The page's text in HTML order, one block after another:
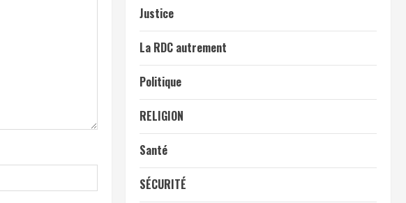
Justice
La RDC autrement
Politique
RELIGION
Santé
SÉCURITÉ